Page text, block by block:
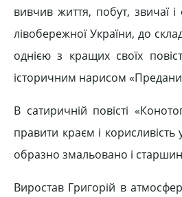
вивчив життя, побут, звичаї
лівобережної України, до
однією з кращих своїх
історичним нарисом
В сатиричній повісті
правити краєм і корисливість
образно змальовано і
Виростав Григорій в